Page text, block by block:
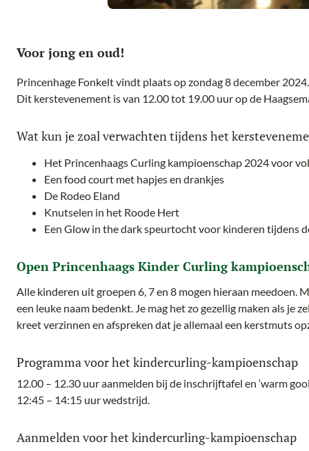
Voor jong en oud!
Princenhage Fonkelt vindt plaats op zondag 8 december 2024.
Dit kerstevenement is van 12.00 tot 19.00 uur op de
Wat kun je zoal verwachten tijdens het
Het Princenhaags Curling kampioenschap 2024 voor
Een food court met hapjes en drankjes
De Rodeo Eland
Knutselen in het Roode Hert
Een Glow in the dark speurtocht voor kinderen tijdens
Open Princenhaags Kinder Curling
Alle kinderen uit groepen 6, 7 en 8 mogen hieraan meedoen.
een leuke naam bedenkt. Je mag het zo gezellig maken als je
kreet verzinnen en afspreken dat je allemaal een kerstmuts
Programma voor het kindercurling-kampioenschap
12.00 – 12.30 uur aanmelden bij de inschrijftafel en ‘warm
12:45 – 14:15 uur wedstrijd.
Aanmelden voor het kindercurling-kampioenschap